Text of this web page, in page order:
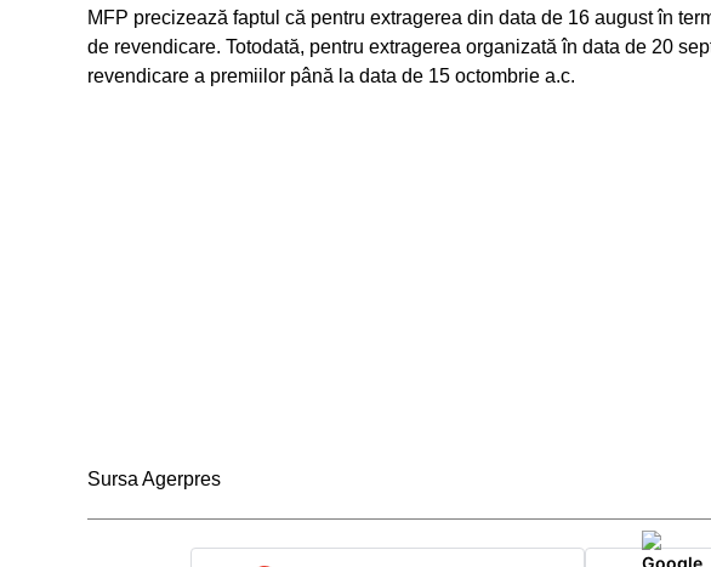
MFP precizează faptul că pentru extragerea din data de 16 august în
de revendicare. Totodată, pentru extragerea organizată în data de 20
revendicare a premiilor până la data de 15 octombrie a.c.
Sursa Agerpres